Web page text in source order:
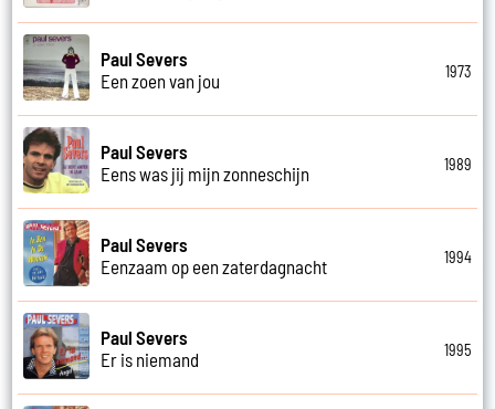
Paul Severs
Een zoen van jou
1973
Paul Severs
Eens was jij mijn zonneschijn
1989
Paul Severs
Eenzaam op een zaterdagnacht
1994
Paul Severs
Er is niemand
1995